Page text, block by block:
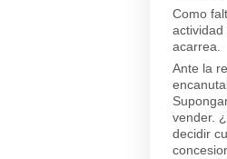
Como
actividad
acarrea.
Ante la
vender.
decidir